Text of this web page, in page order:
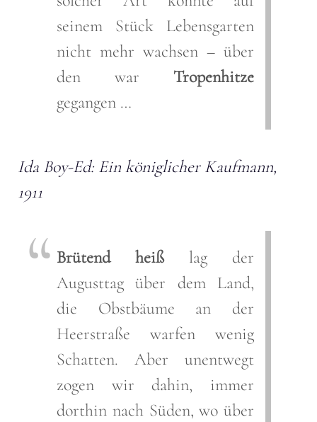
seinem Stück Lebensgarten
nicht mehr wachsen – über
den war Tropenhitze
gegangen …
Ida Boy-Ed: Ein königlicher Kaufmann,
1911
Brütend heißlag der
Augusttag über dem Land,
die Obstbäume an der
Heerstraße warfen wenig
Schatten. Aber unentwegt
zogen wir dahin, immer
dorthin nach Süden, wo über